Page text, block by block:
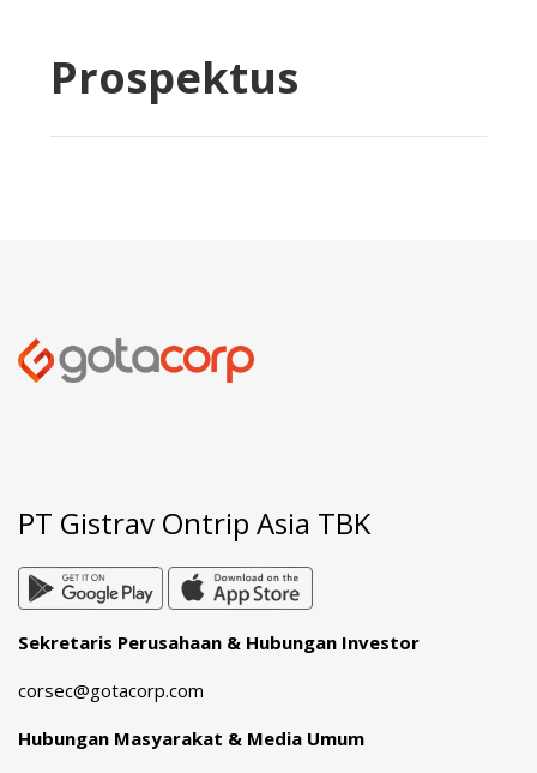
Prospektus
PT Gistrav Ontrip Asia TBK
Sekretaris Perusahaan & Hubungan Investor
corsec@gotacorp.com
Hubungan Masyarakat & Media Umum